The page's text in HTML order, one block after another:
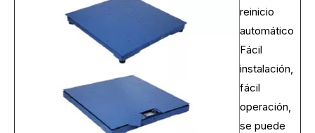
reinicio
automático
Fácil
instalación,
fácil
operación,
se puede